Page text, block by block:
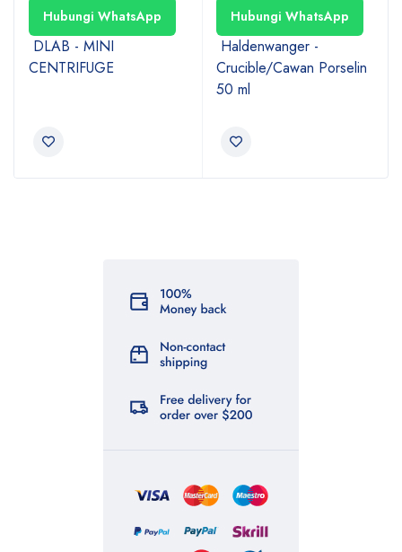
Hubungi WhatsApp
DLAB - MINI
CENTRIFUGE
Hubungi WhatsApp
Haldenwanger -
Crucible/Cawan Porselin
50 ml